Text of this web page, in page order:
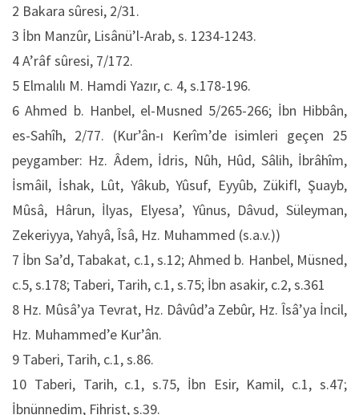
2 Bakara sûresi, 2/31.
3 İbn Manzûr, Lisânü’l-Arab, s. 1234-1243.
4 A’râf sûresi, 7/172.
5 Elmalılı M. Hamdi Yazır, c. 4, s.178-196.
6 Ahmed b. Hanbel, el-Musned 5/265-266; İbn Hibbân,
es-Sahîh, 2/77. (Kur’ân-ı Kerîm’de isimleri geçen 25
peygamber: Hz. Âdem, İdris, Nûh, Hûd, Sâlih, İbrâhîm,
İsmâil, İshak, Lût, Yâkub, Yûsuf, Eyyûb, Zükifl, Şuayb,
Mûsâ, Hârun, İlyas, Elyesa’, Yûnus, Dâvud, Süleyman,
Zekeriyya, Yahyâ, Îsâ, Hz. Muhammed (s.a.v.))
7 İbn Sa’d, Tabakat, c.1, s.12; Ahmed b. Hanbel, Müsned,
c.5, s.178; Taberi, Tarih, c.1, s.75; İbn asakir, c.2, s.361
8 Hz. Mûsâ’ya Tevrat, Hz. Dâvûd’a Zebûr, Hz. Îsâ’ya İncil,
Hz. Muhammed’e Kur’ân.
9 Taberi, Tarih, c.1, s.86.
10 Taberi, Tarih, c.1, s.75, İbn Esir, Kamil, c.1, s.47;
İbnünnedim, Fihrist, s.39.